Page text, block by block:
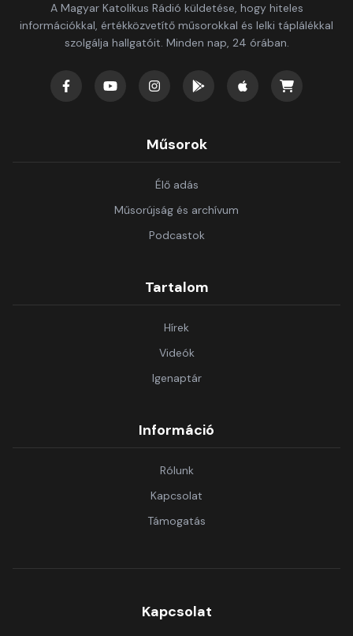
A Magyar Katolikus Rádió küldetése, hogy hiteles
információkkal, értékközvetítő műsorokkal és lelki táplálékkal
szolgálja hallgatóit. Minden nap, 24 órában.
Műsorok
Élő adás
Műsorújság és archívum
Podcastok
Tartalom
Hírek
Videók
Igenaptár
Információ
Rólunk
Kapcsolat
Támogatás
Kapcsolat